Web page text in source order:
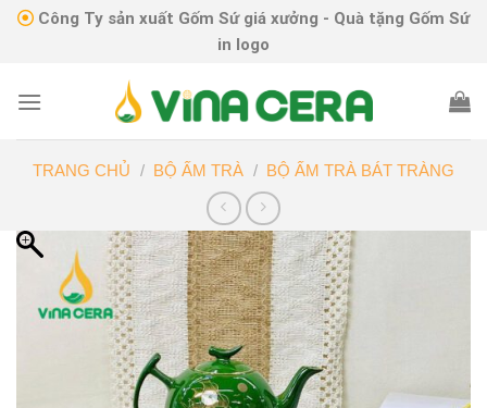
Skip Công Ty sản xuất Gốm Sứ giá xưởng - Quà tặng Gốm Sứ
in logo
TRANG CHỦ / BỘ ẤM TRÀ / BỘ ẤM TRÀ BÁT TRÀNG